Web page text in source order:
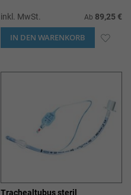
inkl. MwSt. Ab 89,25 €
IN DEN WARENKORB ZUR
Trachealtubus steril